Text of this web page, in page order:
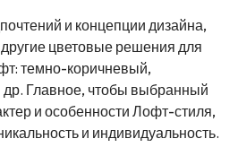
и концепции дизайна,
цветовые решения для
темно-коричневый,
Главное, чтобы выбранный
и особенности Лофт-стиля,
и индивидуальность.